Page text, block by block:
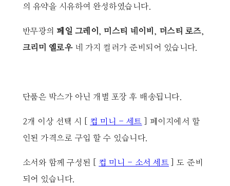
의 유약을 시유하여 완성하였습니다.
반무광의 페일 그레이 미스티 네이비 더스티 로즈,
크리미 옐로우네 가지 컬러가 준비되어 있습니다.
단품은 박스가 아닌 개별 포장 후 배송됩니다.
2개 이상 선택 시 [ 컵 미니 - 세트 ] 페이지에서 할
인된 가격으로 구입 할 수 있습니다.
소서와 함께 구성된 [ 컵 미니 - 소서 세트 ] 도 준비
되어 있습니다.